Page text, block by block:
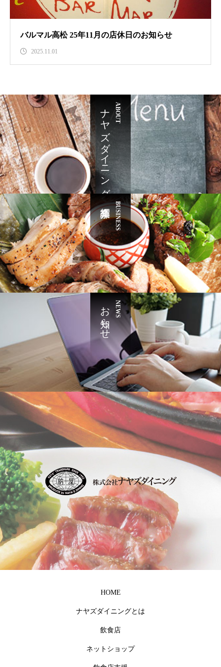
バルマル高松 25年11月の店休日のお知らせ
2025.11.01
ABOUT
ナヤズダイニング
BUSINESS
NEWS
お知らせ
HOME
ナヤズダイニングとは
飲食店
ネットショップ